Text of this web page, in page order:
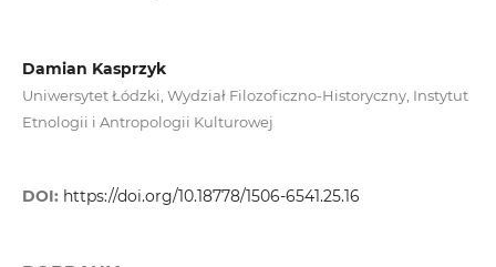
Damian Kasprzyk
Uniwersytet Łódzki, Wydział Filozoficzno-Historyczny, Instytut
Etnologii i Antropologii Kulturowej
DOI: https://doi.org/10.18778/1506-6541.25.16